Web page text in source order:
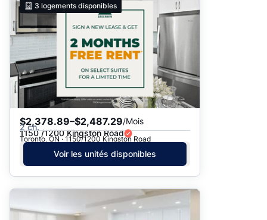
3 logements disponibles
$2,378.89–$2,487.29/Mois
2 ch.
1150 /1200 Kingston Road
Toronto, ON · 1150/1200 Kingston Road
Voir les unités disponibles